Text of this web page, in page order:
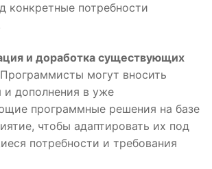
конкретные потребности
и доработка существующих
Программисты могут вносить
и дополнения в уже
программные решения на базе
чтобы адаптировать их под
потребности и требования